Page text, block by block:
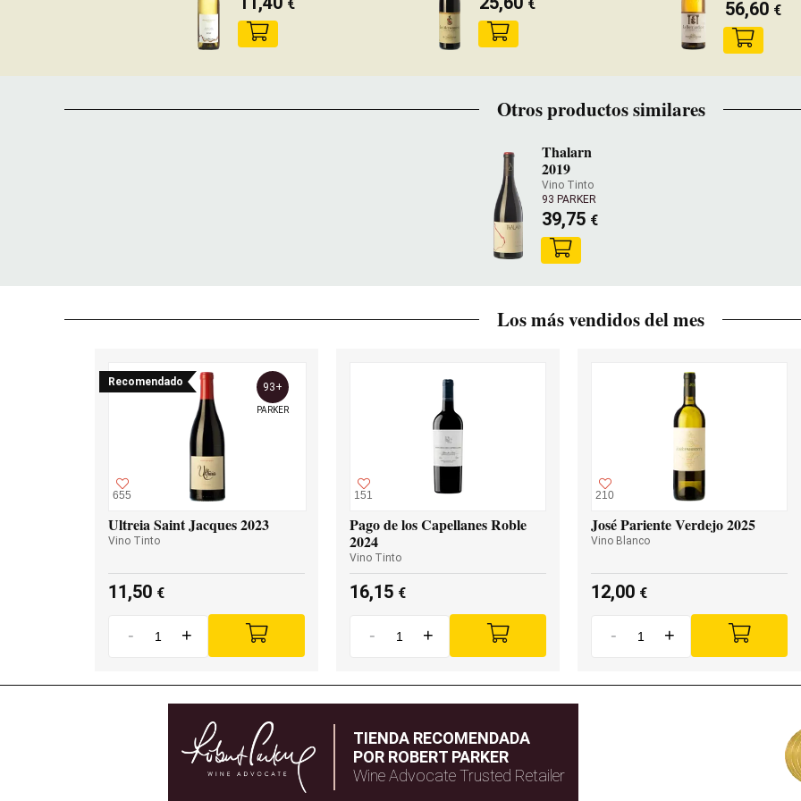
€ € 56,60 €
Otros productos similares
Thalarn
2019
Vino Tinto
93 PARKER
39,75 €
Los más vendidos del mes
Recomendado
655
93+
PARKER
Ultreia Saint Jacques 2023
Vino Tinto
11,50 €
- +
151
Pago de los Capellanes Roble
2024
Vino Tinto
16,15 €
- +
210
José Pariente Verdejo 2025
Vino Blanco
12,00 €
- +
TIENDA RECOMENDADA
POR ROBERT PARKER
Wine Advocate Trusted Retailer